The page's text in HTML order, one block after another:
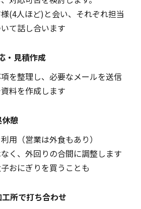
(4人ほど)と会い、それぞれ担当
て話し合います
・見積作成
を整理し、必要なメールを送信
料を作成します
憩
用（営業は外食もあり）
く、外回りの合間に調整します
おにぎりを買うことも
工所で打ち合わせ